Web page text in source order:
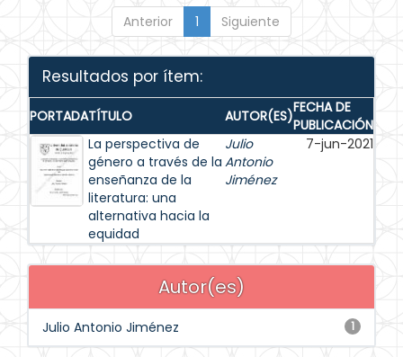
Anterior 1 Siguiente
Resultados por ítem:
PORTADATÍTULO AUTOR(ES)FECHA DE
PUBLICACIÓN
La perspectiva de
género a través de la
enseñanza de la
literatura: una
alternativa hacia la
equidad
Julio
Antonio
Jiménez
7-jun-2021
Autor(es)
1
Julio Antonio Jiménez